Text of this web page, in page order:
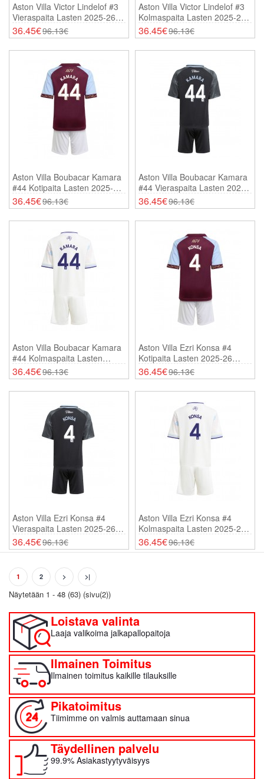
Aston Villa Victor Lindelof #3
Vieraspaita Lasten 2025-26
Lyhythihainen (+ Shortsit)
36.45€96.13€
Aston Villa Victor Lindelof #3
Kolmaspaita Lasten 2025-26
Lyhythihainen (+ Shortsit)
36.45€96.13€
Aston Villa Boubacar Kamara
#44 Kotipaita Lasten 2025-26
Lyhythihainen (+ Shortsit)
36.45€96.13€
Aston Villa Boubacar Kamara
#44 Vieraspaita Lasten 2025-
26 Lyhythihainen (+ Shortsit)
36.45€96.13€
Aston Villa Boubacar Kamara
#44 Kolmaspaita Lasten
2025-26 Lyhythihainen (+
Shortsit)
36.45€96.13€
Aston Villa Ezri Konsa #4
Kotipaita Lasten 2025-26
Lyhythihainen (+ Shortsit)
36.45€96.13€
Aston Villa Ezri Konsa #4
Vieraspaita Lasten 2025-26
Lyhythihainen (+ Shortsit)
36.45€96.13€
Aston Villa Ezri Konsa #4
Kolmaspaita Lasten 2025-26
Lyhythihainen (+ Shortsit)
36.45€96.13€
1 2 > >|
Näytetään 1 - 48 (63) (sivu(2))
Loistava valinta
Laaja valikoima jalkapallopaitoja
Ilmainen Toimitus
Ilmainen toimitus kaikille tilauksille
Pikatoimitus
Tiimimme on valmis auttamaan sinua
Täydellinen palvelu
99.9% Asiakastyytyväisyys